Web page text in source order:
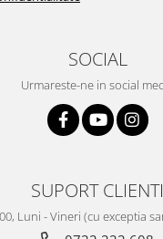
SOCIAL
Urmareste-ne in social
SUPORT CLIENTI
Luni - Vineri (cu exceptia